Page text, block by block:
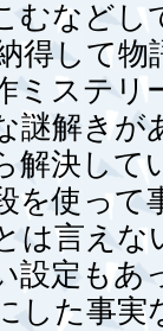
むなど
得して
ステリ
謎解き
解決し
を使っ
は言え
設定もあ
した事